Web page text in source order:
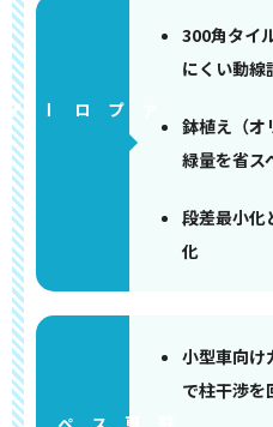
アプローチ
300角タイ
にくい動線
鉢植え（オ
緑量を省ス
段差最小化
化
小型車向け
で柱干渉を